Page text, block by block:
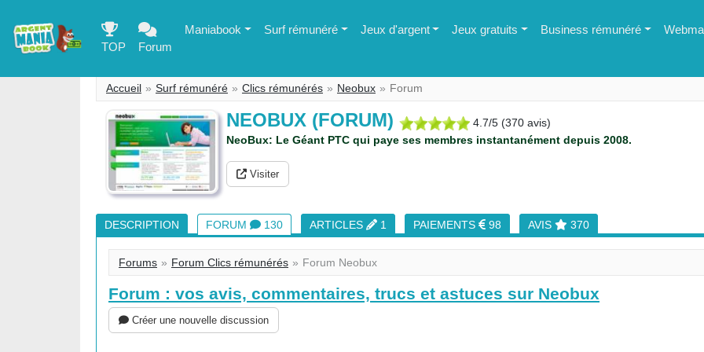
TOP Forum
Maniabook Surf rémunéré Jeux d'argent Jeux gratuits Business rémunéré
Accueil Surf rémunéré Clics rémunérés Neobux Forum
NEOBUX (FORUM) 4.7/5 (370 avis)
NeoBux: Le Géant PTC qui paye ses membres instantanément depuis 2008.
Visiter
DESCRIPTION FORUM 130 ARTICLES 1 PAIEMENTS 98 AVIS 370
Forums Forum Clics rémunérés Forum Neobux
Forum : vos avis, commentaires, trucs et astuces sur Neobux
Créer une nouvelle discussion